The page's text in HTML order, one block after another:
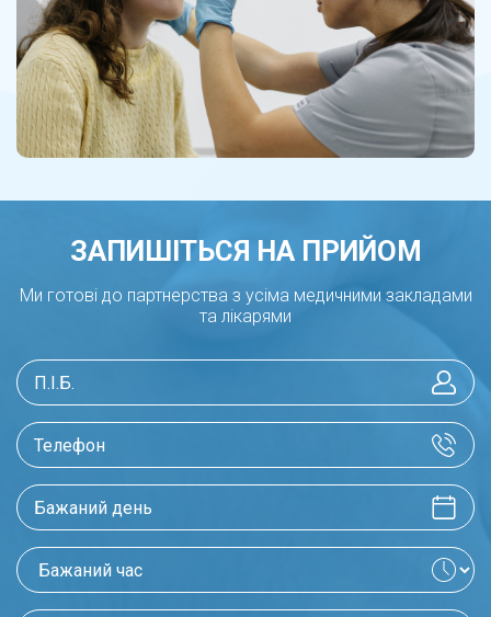
ЗАПИШІТЬСЯ НА ПРИЙОМ
Ми готові до партнерства з усіма медичними закладами
та лікарями